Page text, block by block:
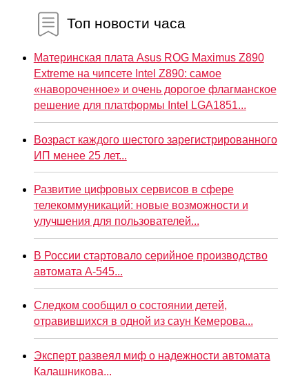
Топ новости часа
Материнская плата Asus ROG Maximus Z890
Extreme на чипсете Intel Z890: самое
«навороченное» и очень дорогое флагманское
решение для платформы Intel LGA1851...
Возраст каждого шестого зарегистрированного
ИП менее 25 лет...
Развитие цифровых сервисов в сфере
телекоммуникаций: новые возможности и
улучшения для пользователей...
В России стартовало серийное производство
автомата А-545...
Следком сообщил о состоянии детей,
отравившихся в одной из саун Кемерова...
Эксперт развеял миф о надежности автомата
Калашникова...